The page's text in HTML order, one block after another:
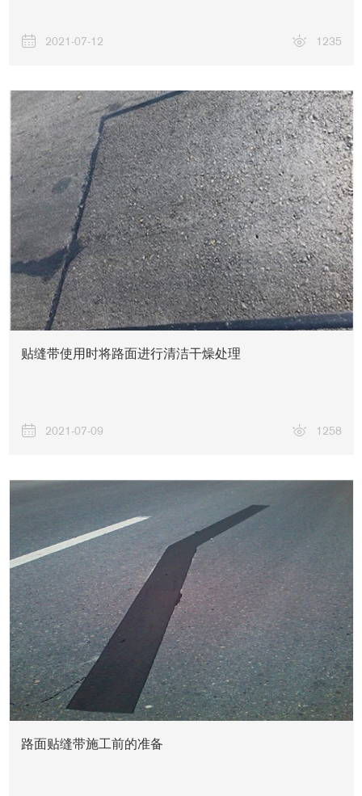
2021-07-12 1235
贴缝带使用时将路面进行清洁干燥处理
2021-07-09 1258
路面贴缝带施工前的准备